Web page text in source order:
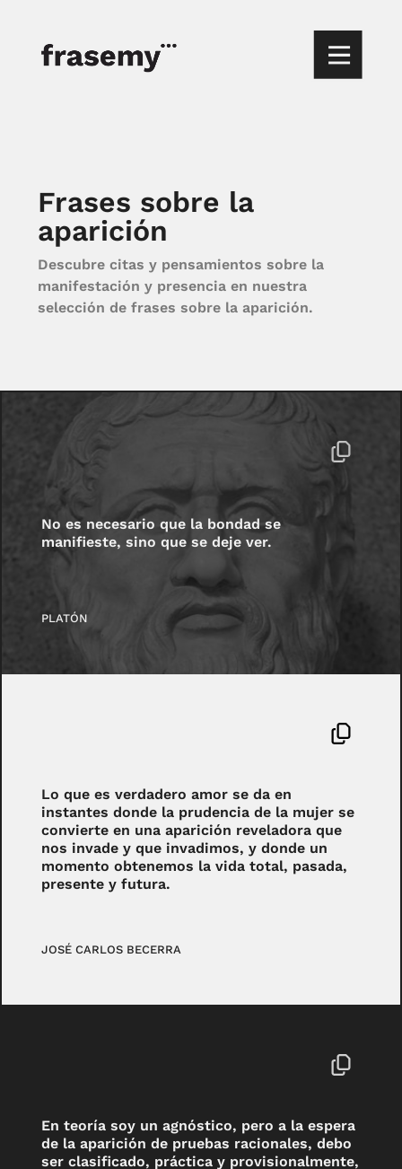
Frases sobre la
aparición
Descubre citas y pensamientos sobre la
manifestación y presencia en nuestra
selección de frases sobre la aparición.
No es necesario que la bondad se
manifieste, sino que se deje ver.
PLATÓN
Lo que es verdadero amor se da en
instantes donde la prudencia de la mujer se
convierte en una aparición reveladora que
nos invade y que invadimos, y donde un
momento obtenemos la vida total, pasada,
presente y futura.
JOSÉ CARLOS BECERRA
En teoría soy un agnóstico, pero a la espera
de la aparición de pruebas racionales, debo
ser clasificado, práctica y provisionalmente,